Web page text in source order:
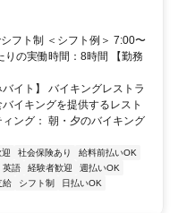
もお気軽にご相談くださ
フト制 ＜シフト例＞ 7:00〜
の実働時間：8時間 【勤務
イト】 バイキングレストラ
イキングを提供するレスト
ング： 朝・夕のバイキング
社会保険あり
給料前払いOK
英語 経験者歓迎
週払いOK
給 シフト制
日払いOK